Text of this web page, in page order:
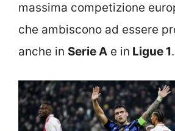
massima competizione
che ambiscono ad essere
anche in Serie A e in Ligue 1.